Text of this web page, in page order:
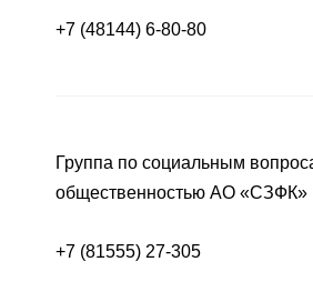
+7 (48144) 6-80-80
Группа по социальным
общественностью АО «СЗФК»
+7 (81555) 27-305